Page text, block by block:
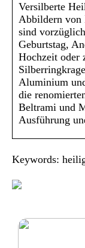
Versilberte
Abbildern
sind
Geburtstag,
Hochzeit oder
Aluminium
die
Beltrami und
Ausführung
Keywords: